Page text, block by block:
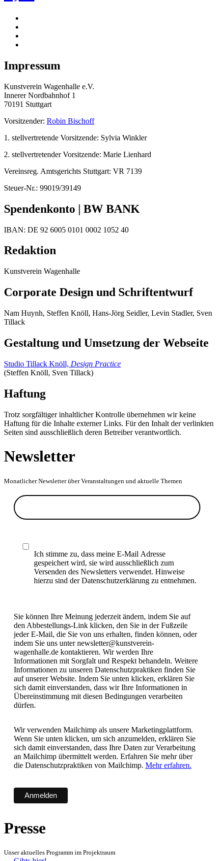
Impressum
Kunstverein Wagenhalle e.V.
Innerer Nordbahnhof 1
70191 Stuttgart
Vorsitzender: Robin Bischoff
1. stellvertretende Vorsitzende: Sylvia Winkler
2. stellvertretender Vorsitzende: Marie Lienhard
Vereinsreg. Amtsgerichts Stuttgart: VR 7139
Steuer-Nr.: 99019/39149
Spendenkonto | BW BANK
IBAN: DE 92 6005 0101 0002 1052 40
Redaktion
Kunstverein Wagenhalle
Corporate Design und Schriftentwurf
Nam Huynh, Steffen Knöll, Hans-Jörg Seidler, Levin Stadler, Sven
Tillack
Gestaltung und Umsetzung der Webseite
Studio Tillack Knöll, Design Practice
(Steffen Knöll, Sven Tillack)
Haftung
Trotz sorgfältiger inhaltlicher Kontrolle übernehmen wir keine
Haftung für die Inhalte externer Links. Für den Inhalt der verlinkten
Seiten sind ausschließlich deren Betreiber verantwortlich.
Newsletter
Monatlicher Newsletter über Veranstaltungen und aktuelle Themen
Ich stimme zu, dass meine E-Mail Adresse
gespeichert wird, sie wird ausschließlich zum
Versenden des Newsletters verwendet. Hinweise
hierzu sind der Datenschutzerklärung zu entnehmen.
Sie können Ihre Meinung jederzeit ändern, indem Sie auf
den Abbestellungs-Link klicken, den Sie in der Fußzeile
jeder E-Mail, die Sie von uns erhalten, finden können, oder
indem Sie uns unter newsletter@kunstverein-
wagenhalle.de kontaktieren. Wir werden Ihre
Informationen mit Sorgfalt und Respekt behandeln. Weitere
Informationen zu unseren Datenschutzpraktiken finden Sie
auf unserer Website. Indem Sie unten klicken, erklären Sie
sich damit einverstanden, dass wir Ihre Informationen in
Übereinstimmung mit diesen Bedingungen verarbeiten
dürfen.
Wir verwenden Mailchimp als unsere Marketingplattform.
Wenn Sie unten klicken, um sich anzumelden, erklären Sie
sich damit einverstanden, dass Ihre Daten zur Verarbeitung
an Mailchimp übermittelt werden. Erfahren Sie mehr über
die Datenschutzpraktiken von Mailchimp. Mehr erfahren.
Presse
Unser aktuelles Programm im Projektraum